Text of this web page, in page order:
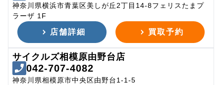
神奈川県横浜市青葉区美しが丘2丁目14-8フェリスたまプ
ラーザ 1F
店舗詳細 買取予約
サイクルズ相模原由野台店
042-707-4082
神奈川県相模原市中央区由野台1-1-5